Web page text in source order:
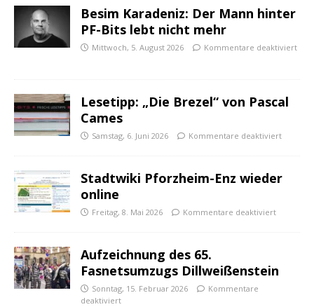
Besim Karadeniz: Der Mann hinter
PF-Bits lebt nicht mehr
Mittwoch, 5. August 2026 Kommentare deaktiviert
Lesetipp: „Die Brezel“ von Pascal
Cames
Samstag, 6. Juni 2026 Kommentare deaktiviert
Stadtwiki Pforzheim-Enz wieder
online
Freitag, 8. Mai 2026 Kommentare deaktiviert
Aufzeichnung des 65.
Fasnetsumzugs Dillweißenstein
Sonntag, 15. Februar 2026
Kommentare
deaktiviert